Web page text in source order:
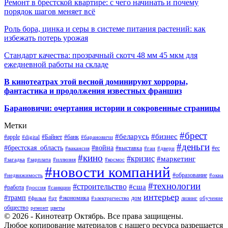
Ремонт в брестской квартире: с чего начинать и почему
порядок шагов меняет всё
Роль бора, цинка и серы в системе питания растений: как
избежать потерь урожая
Стандарт качества: прозрачный скотч 48 мм 45 мкм для
ежедневной работы на складе
В кинотеатрах этой весной доминируют хорроры,
фантастика и продолжения известных франшиз
Барановичи: очертания истории и сокровенные страницы
Метки
#apple #digital #Байнет #банк #барановичи #беларусь #бизнес #брест
#брестская_область #вакансия #война #выставка #гаи #двери #деньги #ес
#загадка #зарплата #иллюзия #кино #космос #кризис #маркетинг
#недвижимость #новости компаний #образование #окна
#работа #россия #санкции #строительство #сша #технологии
#трамп #фильм #цт #экономика #электричество дом интерьер лизинг обучение
общество ремонт цветы
© 2026 - Кинотеатр Октябрь. Все права защищены.
Любое копирование материалов с нашего ресурса разрешается